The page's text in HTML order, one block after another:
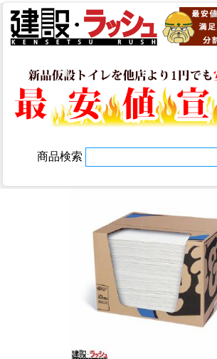
商品検索